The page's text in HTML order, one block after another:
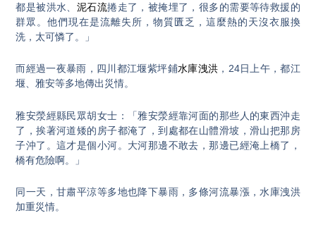
都是被洪水、 泥石流捲走了，被掩埋了，很多的需要等待救援的
群眾。他們現在是流離失所，物質匱乏，這麼熱的天沒衣服換
洗，太可憐了。」
而經過一夜暴雨，四川都江堰紫坪鋪水庫洩洪 ，24日上午，都江
堰、雅安等多地傳出災情。
雅安滎經縣民眾胡女士：「雅安滎經靠河面的那些人的東西沖走
了，挨著河道矮的房子都淹了，到處都在山體滑坡，滑山把那房
子沖了。這才是個小河。大河那邊不敢去，那邊已經淹上橋了，
橋有危險啊。」
同一天，甘肅平涼等多地也降下暴雨，多條河流暴漲，水庫洩洪
加重災情。